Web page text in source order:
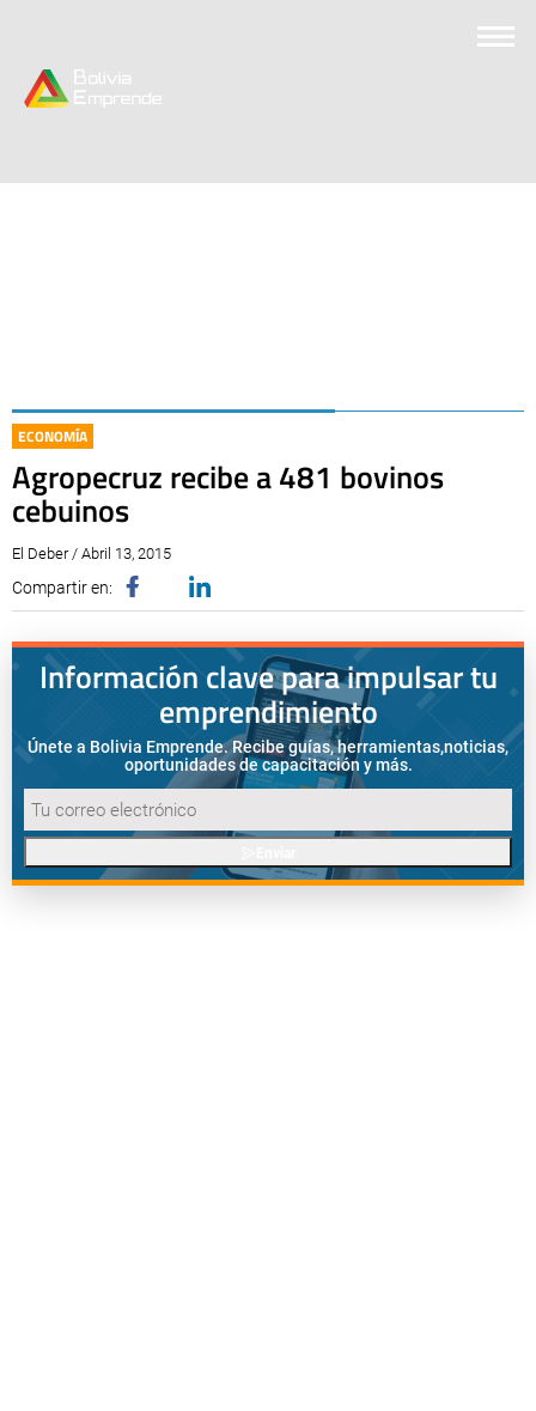
ECONOMÍA
Agropecruz recibe a 481 bovinos
cebuinos
El Deber / Abril 13, 2015
Compartir en:
Información clave para impulsar tu
emprendimiento
Únete a Bolivia Emprende. Recibe guías, herramientas,noticias,
oportunidades de capacitación y más.